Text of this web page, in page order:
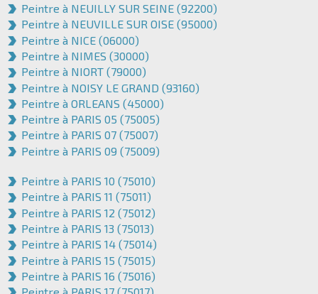
Peintre à NEUILLY SUR SEINE (92200)
Peintre à NEUVILLE SUR OISE (95000)
Peintre à NICE (06000)
Peintre à NIMES (30000)
Peintre à NIORT (79000)
Peintre à NOISY LE GRAND (93160)
Peintre à ORLEANS (45000)
Peintre à PARIS 05 (75005)
Peintre à PARIS 07 (75007)
Peintre à PARIS 09 (75009)
Peintre à PARIS 10 (75010)
Peintre à PARIS 11 (75011)
Peintre à PARIS 12 (75012)
Peintre à PARIS 13 (75013)
Peintre à PARIS 14 (75014)
Peintre à PARIS 15 (75015)
Peintre à PARIS 16 (75016)